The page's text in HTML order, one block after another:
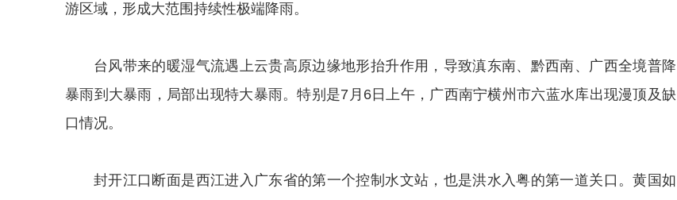
游区域，形成大范围持续性极端降雨。
台风带来的暖湿气流遇上云贵高原边缘地形抬升作用，导致滇东南、黔西南、广西全境普降
暴雨到大暴雨，局部出现特大暴雨。特别是7月6日上午，广西南宁横州市‌六蓝水库出现漫顶及缺
口情况。
封开江口断面是西江进入广东省的第一个控制水文站，也是洪水入粤的第一道关口。黄国如